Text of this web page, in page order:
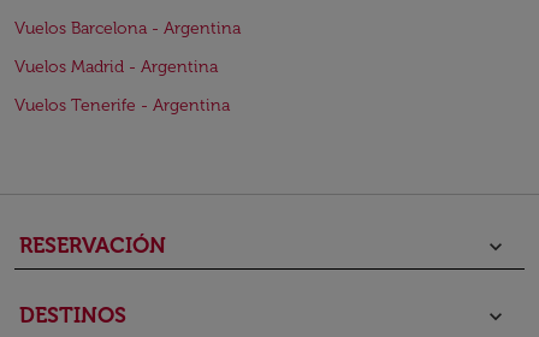
Vuelos Barcelona - Argentina
Vuelos Madrid - Argentina
Vuelos Tenerife - Argentina
RESERVACIÓN keyboard_arrow_down
DESTINOS keyboard_arrow_down